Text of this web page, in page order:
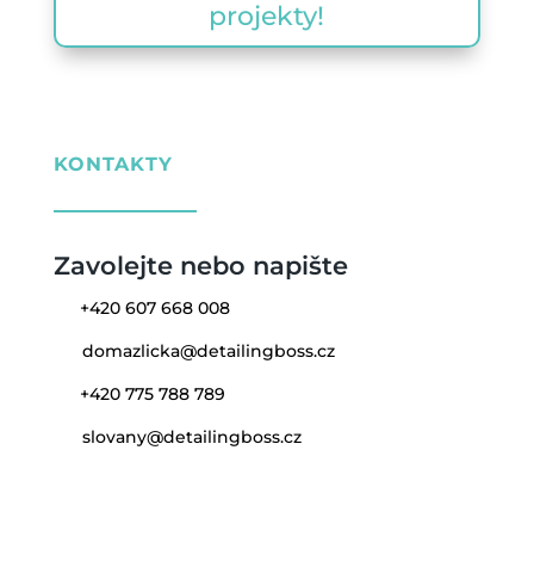
projekty!
KONTAKTY
Zavolejte nebo napište
+420 607 668 008
domazlicka@detailingboss.cz
+420 775 788 789
slovany@detailingboss.cz